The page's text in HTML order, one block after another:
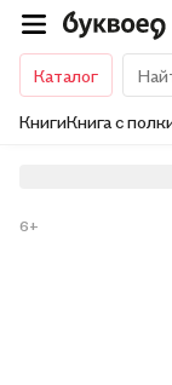
Каталог
КнигиКнига с
6+